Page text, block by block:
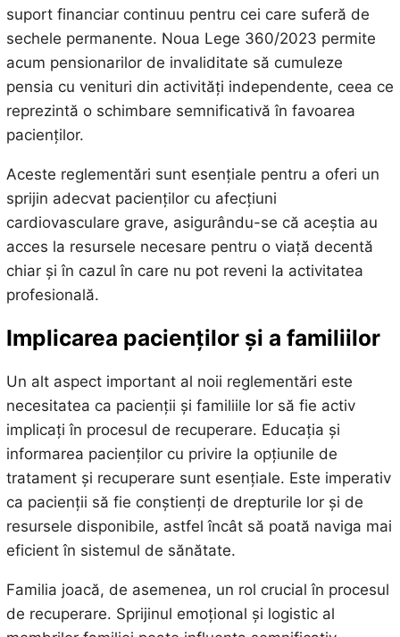
suport financiar continuu pentru cei care suferă de
sechele permanente. Noua Lege 360/2023 permite
acum pensionarilor de invaliditate să cumuleze
pensia cu venituri din activități independente, ceea ce
reprezintă o schimbare semnificativă în favoarea
pacienților.
Aceste reglementări sunt esențiale pentru a oferi un
sprijin adecvat pacienților cu afecțiuni
cardiovasculare grave, asigurându-se că aceștia au
acces la resursele necesare pentru o viață decentă
chiar și în cazul în care nu pot reveni la activitatea
profesională.
Implicarea pacienților și a familiilor
Un alt aspect important al noii reglementări este
necesitatea ca pacienții și familiile lor să fie activ
implicați în procesul de recuperare. Educația și
informarea pacienților cu privire la opțiunile de
tratament și recuperare sunt esențiale. Este imperativ
ca pacienții să fie conștienți de drepturile lor și de
resursele disponibile, astfel încât să poată naviga mai
eficient în sistemul de sănătate.
Familia joacă, de asemenea, un rol crucial în procesul
de recuperare. Sprijinul emoțional și logistic al